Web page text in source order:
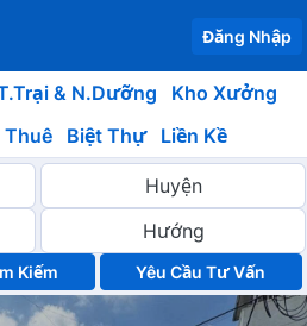
Đăng Nhập
& N.Dưỡng
Kho Xưởng
Thuê Biệt Thự Liền Kề
Yêu Cầu Tư Vấn